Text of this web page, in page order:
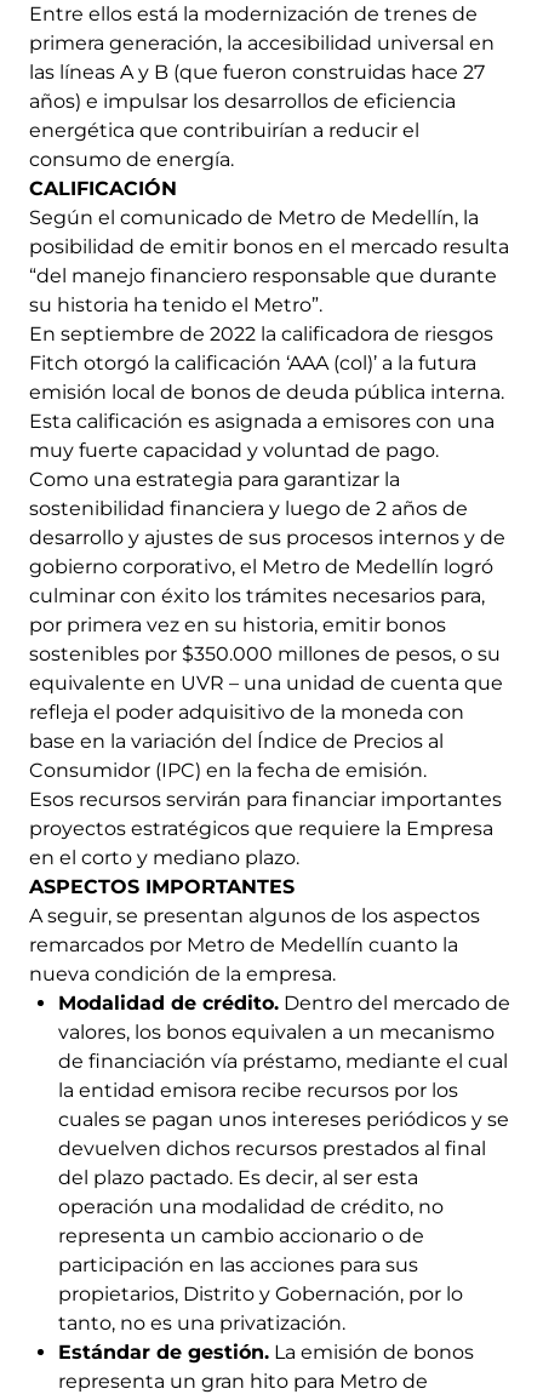
Entre ellos está la modernización de trenes de
primera generación, la accesibilidad universal en
las líneas A y B (que fueron construidas hace 27
años) e impulsar los desarrollos de eficiencia
energética que contribuirían a reducir el
consumo de energía.
CALIFICACIÓN
Según el comunicado de Metro de Medellín, la
posibilidad de emitir bonos en el mercado resulta
“del manejo financiero responsable que durante
su historia ha tenido el Metro”.
En septiembre de 2022 la calificadora de riesgos
Fitch otorgó la calificación ‘AAA (col)’ a la futura
emisión local de bonos de deuda pública interna.
Esta calificación es asignada a emisores con una
muy fuerte capacidad y voluntad de pago.
Como una estrategia para garantizar la
sostenibilidad financiera y luego de 2 años de
desarrollo y ajustes de sus procesos internos y de
gobierno corporativo, el Metro de Medellín logró
culminar con éxito los trámites necesarios para,
por primera vez en su historia, emitir bonos
sostenibles por $350.000 millones de pesos, o su
equivalente en UVR – una unidad de cuenta que
refleja el poder adquisitivo de la moneda con
base en la variación del Índice de Precios al
Consumidor (IPC) en la fecha de emisión.
Esos recursos servirán para financiar importantes
proyectos estratégicos que requiere la Empresa
en el corto y mediano plazo.
ASPECTOS IMPORTANTES
A seguir, se presentan algunos de los aspectos
remarcados por Metro de Medellín cuanto la
nueva condición de la empresa.
Modalidad de crédito. Dentro del mercado de
valores, los bonos equivalen a un mecanismo
de financiación vía préstamo, mediante el cual
la entidad emisora recibe recursos por los
cuales se pagan unos intereses periódicos y se
devuelven dichos recursos prestados al final
del plazo pactado. Es decir, al ser esta
operación una modalidad de crédito, no
representa un cambio accionario o de
participación en las acciones para sus
propietarios, Distrito y Gobernación, por lo
tanto, no es una privatización.
Estándar de gestión. La emisión de bonos
representa un gran hito para Metro de